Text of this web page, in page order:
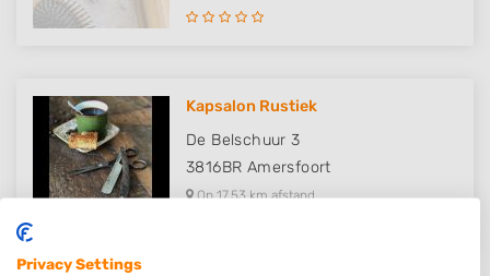
Kapsalon Rustiek
De Belschuur 3
3816BR Amersfoort
Op 17,53 km afstand
Privacy Settings